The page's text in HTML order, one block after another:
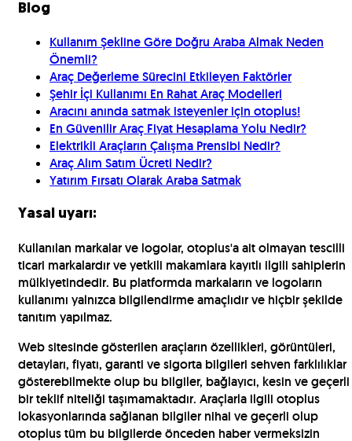
Blog
Kullanım Şekline Göre Doğru Araba Almak Neden
Önemli?
Araç Değerleme Sürecini Etkileyen Faktörler
Şehir İçi Kullanımı En Rahat Araç Modelleri
Aracını anında satmak isteyenler için otoplus!
En Güvenilir Araç Fiyat Hesaplama Yolu Nedir?
Elektrikli Araçların Çalışma Prensibi Nedir?
Araç Alım Satım Ücreti Nedir?
Yatırım Fırsatı Olarak Araba Satmak
Yasal uyarı:
Kullanılan markalar ve logolar, otoplus'a ait olmayan tescilli
ticari markalardır ve yetkili makamlara kayıtlı ilgili sahiplerin
mülkiyetindedir. Bu platformda markaların ve logoların
kullanımı yalnızca bilgilendirme amaçlıdır ve hiçbir şekilde
tanıtım yapılmaz.
Web sitesinde gösterilen araçların özellikleri, görüntüleri,
detayları, fiyatı, garanti ve sigorta bilgileri sehven farklılıklar
gösterebilmekte olup bu bilgiler, bağlayıcı, kesin ve geçerli
bir teklif niteliği taşımamaktadır. Araçlarla ilgili otoplus
lokasyonlarında sağlanan bilgiler nihai ve geçerli olup
otoplus tüm bu bilgilerde önceden haber vermeksizin